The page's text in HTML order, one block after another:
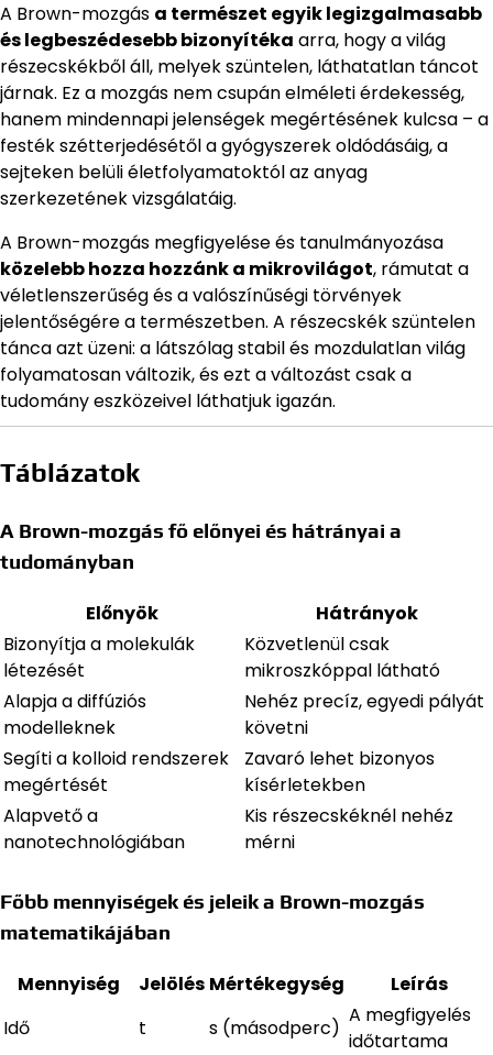
A Brown-mozgás a természet egyik legizgalmasabb
és legbeszédesebb bizonyítéka arra, hogy a világ
részecskékből áll, melyek szüntelen, láthatatlan táncot
járnak. Ez a mozgás nem csupán elméleti érdekesség,
hanem mindennapi jelenségek megértésének kulcsa – a
festék szétterjedésétől a gyógyszerek oldódásáig, a
sejteken belüli életfolyamatoktól az anyag
szerkezetének vizsgálatáig.
A Brown-mozgás megfigyelése és tanulmányozása
közelebb hozza hozzánk a mikrovilágot, rámutat a
véletlenszerűség és a valószínűségi törvények
jelentőségére a természetben. A részecskék szüntelen
tánca azt üzeni: a látszólag stabil és mozdulatlan világ
folyamatosan változik, és ezt a változást csak a
tudomány eszközeivel láthatjuk igazán.
Táblázatok
A Brown-mozgás fő előnyei és hátrányai a
tudományban
Előnyök
Hátrányok
Bizonyítja a molekulák
létezését
Közvetlenül csak
mikroszkóppal látható
Alapja a diffúziós
modelleknek
Nehéz precíz, egyedi pályát
követni
Segíti a kolloid rendszerek
megértését
Zavaró lehet bizonyos
kísérletekben
Alapvető a
nanotechnológiában
Kis részecskéknél nehéz
mérni
Főbb mennyiségek és jeleik a Brown-mozgás
matematikájában
Mennyiség Jelölés Mértékegység
Leírás
Idő
t s (másodperc)
A megfigyelés
időtartama